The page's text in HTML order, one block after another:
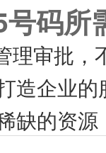
码所
理审批
造企业
缺的资